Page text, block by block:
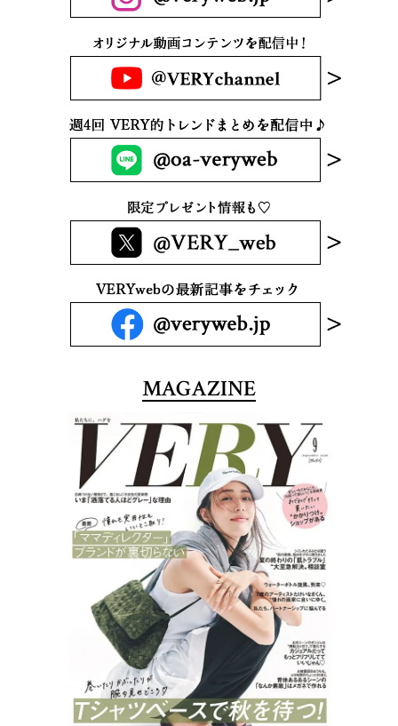
MAGAZINE